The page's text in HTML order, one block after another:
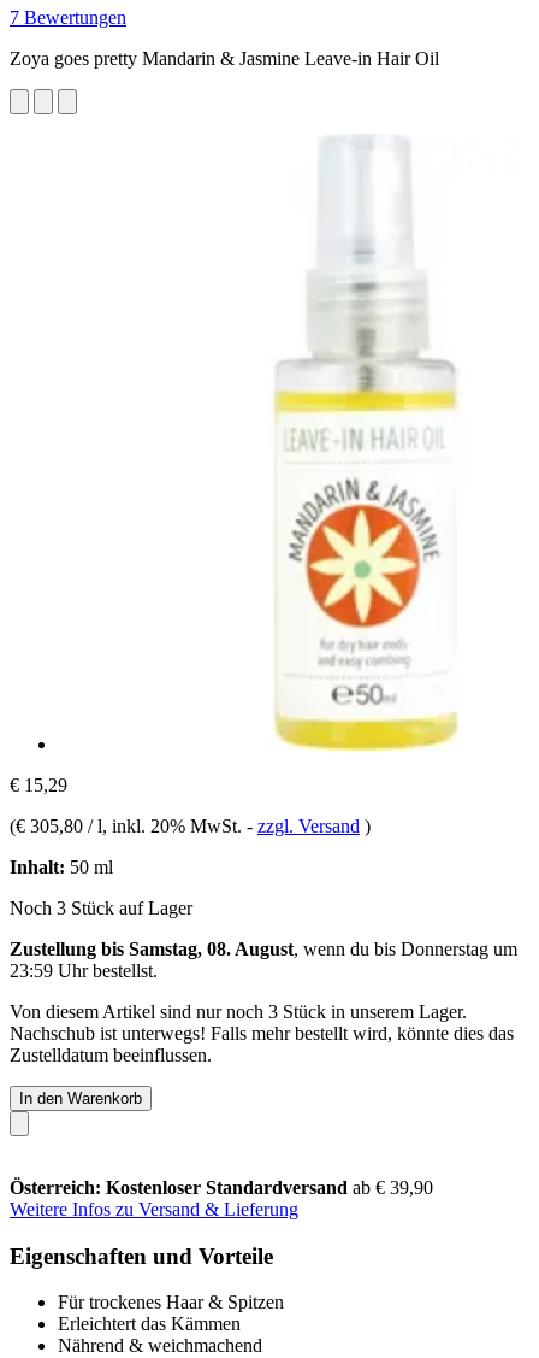
7 Bewertungen
Zoya goes pretty Mandarin & Jasmine Leave-in Hair Oil
€ 15,29
(€ 305,80 / l, inkl. 20% MwSt. - zzgl. Versand )
Inhalt: 50 ml
Noch 3 Stück auf Lager
Zustellung bis Samstag, 08. August, wenn du bis Donnerstag um
23:59 Uhrbestellst.
Von diesem Artikel sind nur noch 3 Stück in unserem Lager.
Nachschub ist unterwegs! Falls mehr bestellt wird, könnte dies das
Zustelldatum beeinflussen.
In den Warenkorb
Österreich: Kostenloser Standardversand ab € 39,90
Weitere Infos zu Versand & Lieferung
Eigenschaften und Vorteile
Für trockenes Haar & Spitzen
Erleichtert das Kämmen
Nährend & weichmachend